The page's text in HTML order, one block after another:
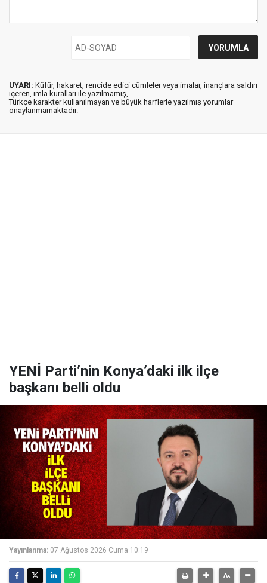
UYARI: Küfür, hakaret, rencide edici cümleler veya imalar, inançlara saldırı
içeren, imla kuralları ile yazılmamış,
Türkçe karakter kullanılmayan ve büyük harflerle yazılmış yorumlar
onaylanmamaktadır.
YENİ Parti’nin Konya’daki ilk ilçe
başkanı belli oldu
Yayınlanma: 07 Ağustos 2026 Cuma 10:19